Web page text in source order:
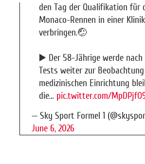
den Tag der Qualifikation für
Monaco-Rennen in einer Klinik
verbringen.🤕
▶️ Der 58-Jährige werde nach
Tests weiter zur
medizinischen Einrichtung
die… pic.twitter.com/
— Sky Sport Formel 1
June 6, 2026